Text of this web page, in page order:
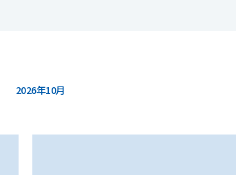
2026年10月